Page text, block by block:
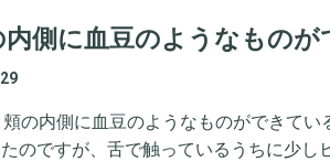
側に血豆のようなものが
の内側に血豆のようなものができて
のですが、舌で触っているうちに少し